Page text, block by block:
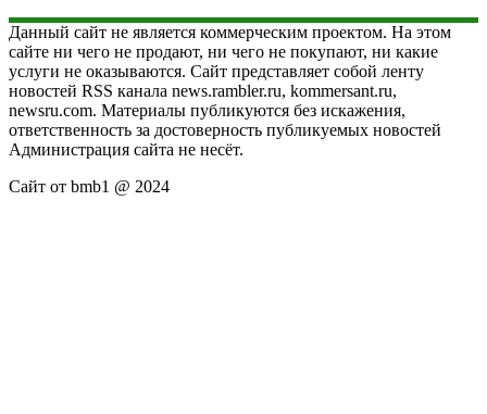
Данный сайт не является коммерческим проектом. На этом
сайте ни чего не продают, ни чего не покупают, ни какие
услуги не оказываются. Сайт представляет собой ленту
новостей RSS канала news.rambler.ru, kommersant.ru,
newsru.com. Материалы публикуются без искажения,
ответственность за достоверность публикуемых новостей
Администрация сайта не несёт.
Сайт от bmb1 @ 2024